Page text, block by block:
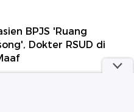
BPJS 'Ruang
Dokter RSUD di